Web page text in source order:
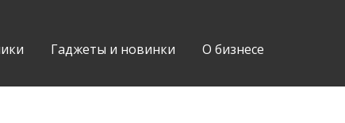
Гаджеты и новинки О бизнесе